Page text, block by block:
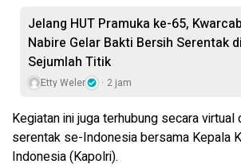
Jelang HUT Pramuka ke-65, Kwarcab
Nabire Gelar Bakti Bersih Serentak di
Sejumlah Titik
Etty Weler 2 jam
Kegiatan ini juga terhubung secara virtual
serentak se-Indonesia bersama Kepala
Indonesia (Kapolri).